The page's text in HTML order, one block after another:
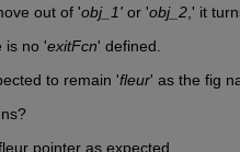
out of 'obj_1' or 'obj_2,' it
is no 'exitFcn' defined.
to remain 'fleur' as the fig
pointer as expected.